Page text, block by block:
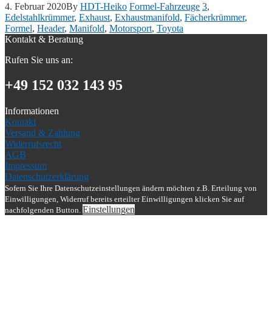
4. Februar 2020By HDT-Heiko Formel-Fahrzeuge 3,
Edelstahlkrümmer, Exhaust, Exhaustmanifold, Fächerkrümmer,
Formel, Header, Manifold, Motorsport, Toyota
Kontakt & Beratung
Rufen Sie uns an:
+49 152 032 143 95
Informationen
Kontakt
Versand & Zahlung
Widerrufsrecht
AGB
Impressum
Datenschutzerklärung
Sofern Sie Ihre Datenschutzeinstellungen ändern möchten z.B. Erteilung von
Einwilligungen, Widerruf bereits erteilter Einwilligungen klicken Sie auf
nachfolgenden Button. Einstellungen